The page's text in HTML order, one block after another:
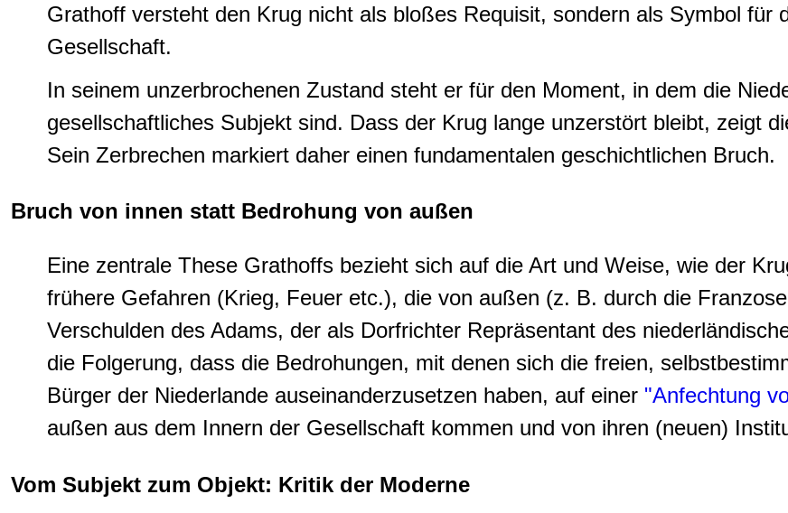
Grathoff versteht den Krug nicht als bloßes Requisit, sondern als Symbol für
Gesellschaft.
In seinem unzerbrochenen Zustand steht er für den Moment, in dem die
gesellschaftliches Subjekt sind. Dass der Krug lange unzerstört bleibt, zeigt
Sein Zerbrechen markiert daher einen fundamentalen geschichtlichen Bruch.
Bruch von innen statt Bedrohung von außen
Eine zentrale These Grathoffs bezieht sich auf die Art und Weise, wie der
frühere Gefahren (Krieg, Feuer etc.), die von außen (z. B. durch die
Verschulden des Adams, der als Dorfrichter Repräsentant des
die Folgerung, dass die Bedrohungen, mit denen sich die freien,
Bürger der Niederlande auseinanderzusetzen haben, auf einer "Anfechtung
außen aus dem Innern der Gesellschaft kommen und von ihren (neuen)
Vom Subjekt zum Objekt: Kritik der Moderne